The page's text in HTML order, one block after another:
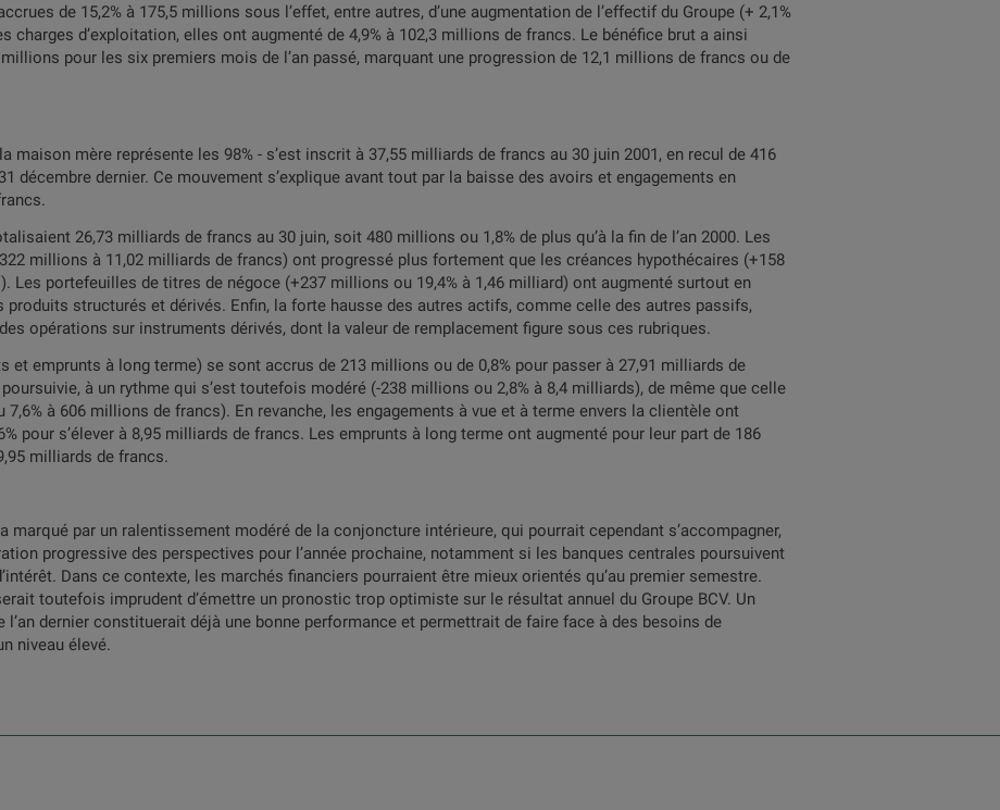
de 15,2% à 175,5 millions sous l’effet, entre autres, d’une augmentation de l’effectif du Groupe (+ 2,1%
charges d’exploitation, elles ont augmenté de 4,9% à 102,3 millions de francs. Le bénéfice brut a ainsi
pour les six premiers mois de l’an passé, marquant une progression de 12,1 millions de francs ou de
maison mère représente les 98% - s’est inscrit à 37,55 milliards de francs au 30 juin 2001, en recul de 416
décembre dernier. Ce mouvement s’explique avant tout par la baisse des avoirs et engagements en
26,73 milliards de francs au 30 juin, soit 480 millions ou 1,8% de plus qu’à la fin de l’an 2000. Les
millions à 11,02 milliards de francs) ont progressé plus fortement que les créances hypothécaires (+158
Les portefeuilles de titres de négoce (+237 millions ou 19,4% à 1,46 milliard) ont augmenté surtout en
produits structurés et dérivés. Enfin, la forte hausse des autres actifs, comme celle des autres passifs,
opérations sur instruments dérivés, dont la valeur de remplacement figure sous ces rubriques.
et emprunts à long terme) se sont accrus de 213 millions ou de 0,8% pour passer à 27,91 milliards de
poursuivie, à un rythme qui s’est toutefois modéré (-238 millions ou 2,8% à 8,4 milliards), de même que celle
à 606 millions de francs). En revanche, les engagements à vue et à terme envers la clientèle ont
pour s’élever à 8,95 milliards de francs. Les emprunts à long terme ont augmenté pour leur part de 186
milliards de francs.
marqué par un ralentissement modéré de la conjoncture intérieure, qui pourrait cependant s’accompagner,
progressive des perspectives pour l’année prochaine, notamment si les banques centrales poursuivent
Dans ce contexte, les marchés financiers pourraient être mieux orientés qu’au premier semestre.
toutefois imprudent d’émettre un pronostic trop optimiste sur le résultat annuel du Groupe BCV. Un
l’an dernier constituerait déjà une bonne performance et permettrait de faire face à des besoins de
niveau élevé.